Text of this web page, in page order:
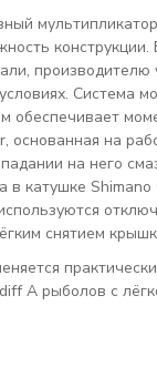
производителю
Система
обеспечивает
на
на него
в катушке
снятием
A рыболов с